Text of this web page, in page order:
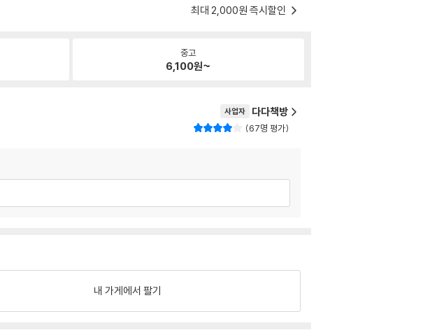
최대 2,000원 즉시할인
중고
6,100원~
사업자 다다책방
67명 평가
내 가게에서 팔기